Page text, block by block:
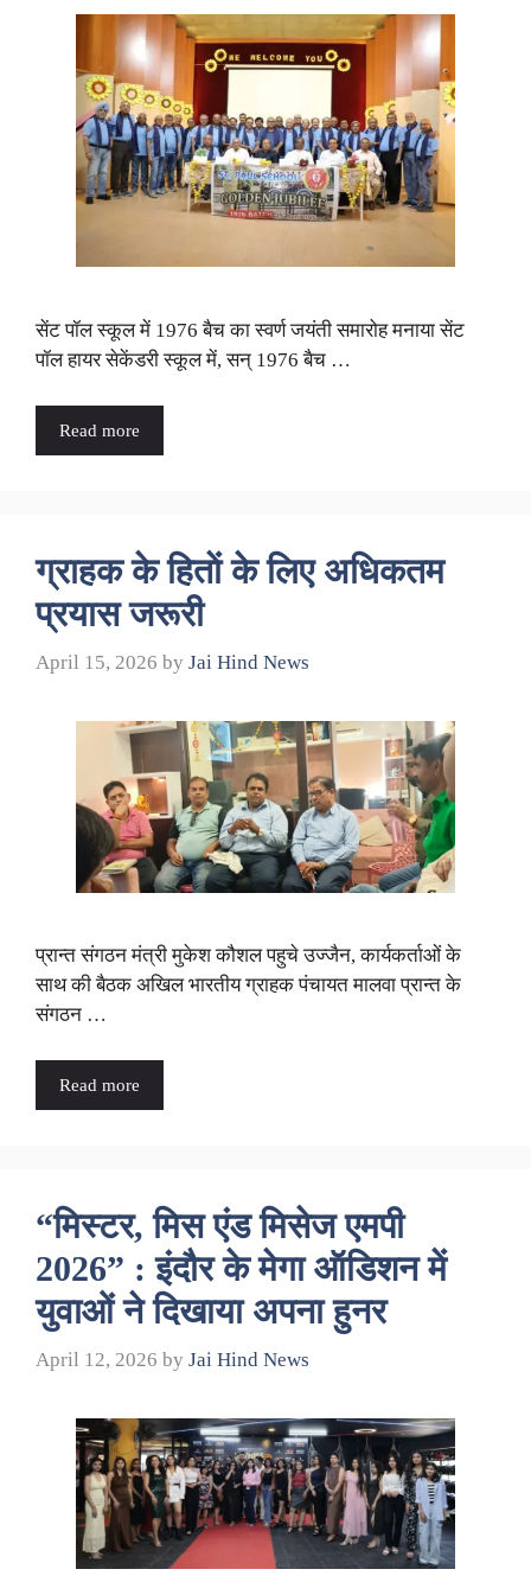
सेंट पॉल स्कूल में 1976 बैच का स्वर्ण जयंती समारोह मनाया सेंट
पॉल हायर सेकेंडरी स्कूल में, सन् 1976 बैच …
Read more
ग्राहक के हिताें के लिए अधिकतम
प्रयास जरूरी
April 15, 2026 by Jai Hind News
प्रान्त संगठन मंत्री मुकेश कौशल पहुचे उज्जैन, कार्यकर्ताओं के
साथ की बैठक अखिल भारतीय ग्राहक पंचायत मालवा प्रान्त के
संगठन …
Read more
“मिस्टर, मिस एंड मिसेज एमपी
2026” : इंदौर के मेगा ऑडिशन में
युवाओं ने दिखाया अपना हुनर
April 12, 2026 by Jai Hind News